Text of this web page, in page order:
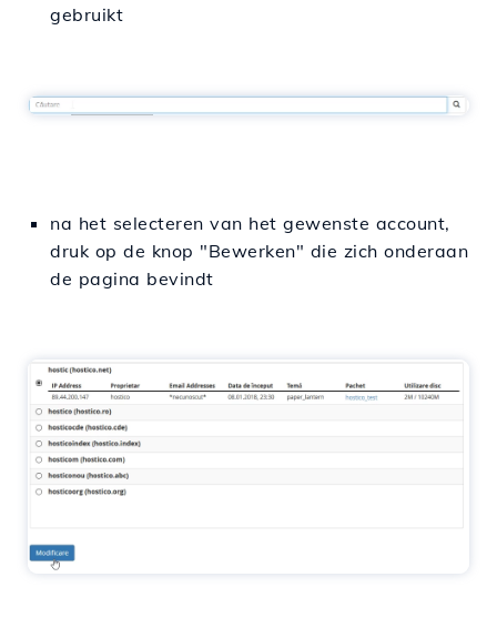
gebruikt
na het selecteren van het gewenste account,
druk op de knop "Bewerken" die zich onderaan
de pagina bevindt